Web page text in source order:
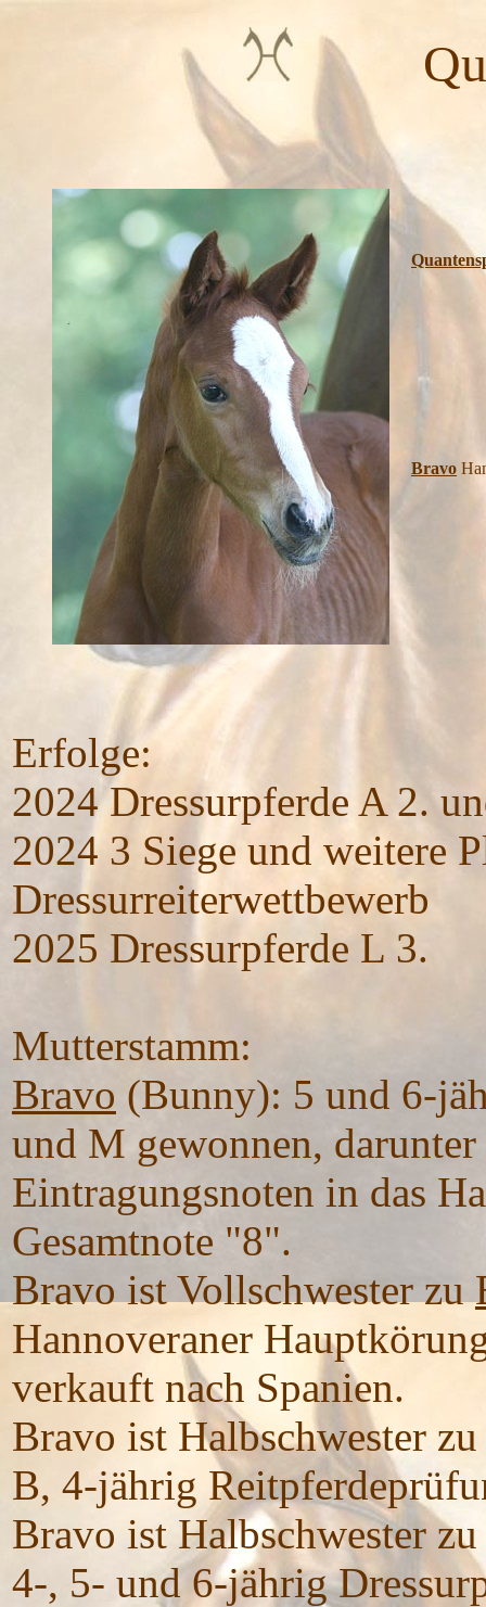
Bravo
Erfolge:
2024 Dressurpferde A 2.
2024 3 Siege und weitere
Dressurreiterwettbewerb
2025 Dressurpferde L 3.
Mutterstamm:
Bravo (Bunny): 5 und 6-
und M gewonnen,
Eintragungsnoten in das
Gesamtnote "8".
Bravo ist Vollschwester zu
Hannoveraner
verkauft nach Spanien.
Bravo ist Halbschwester
B, 4-jährig
Bravo ist Halbschwester
4-, 5- und 6-jährig